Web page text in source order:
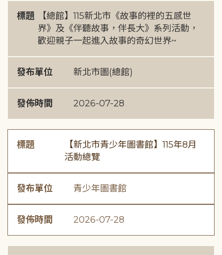
標題
【總館】115新北市《故事的裡的五感世
界》及《伴聽故事，伴長大》系列活動，
歡迎親子一起進入故事的奇幻世界~
發布單位 新北市圖(總館)
發佈時間 2026-07-28
標題
【新北市青少年圖書館】115年8月
活動總覽
發布單位 青少年圖書館
發佈時間 2026-07-28